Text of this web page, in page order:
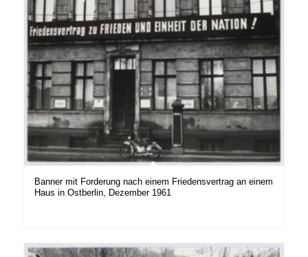
Banner mit Forderung nach einem Friedensvertrag an einem
Haus in Ostberlin, Dezember 1961